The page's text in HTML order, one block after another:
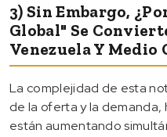
3) Sin Embargo,
Global" Se
Venezuela Y Medio
La complejidad de esta
de la oferta y la demanda,
están aumentando